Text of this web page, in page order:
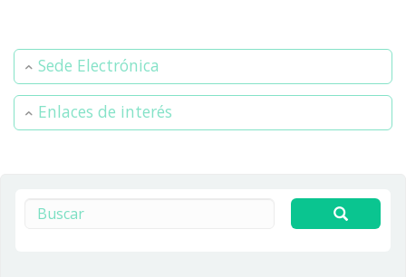
Sede Electrónica
Enlaces de interés
Buscar